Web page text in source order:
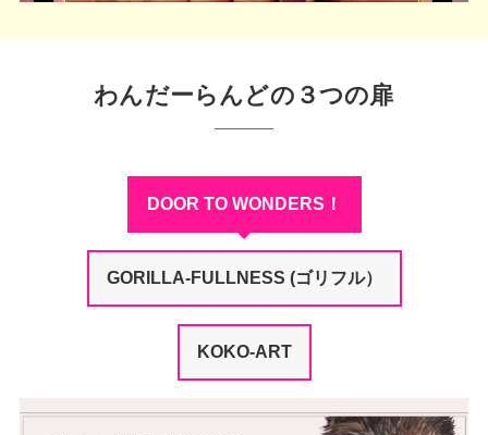
わんだーらんどの３つの扉
DOOR TO WONDERS！
GORILLA-FULLNESS (ゴリフル）
KOKO-ART